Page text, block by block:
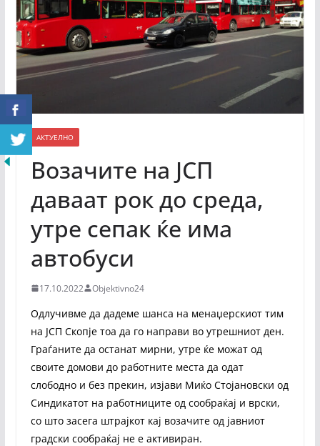
АКТУЕЛНО
Возачите на ЈСП
даваат рок до среда,
утре сепак ќе има
автобуси
17.10.2022 Objektivno24
Одлучивме да дадеме шанса на менаџерскиот тим
на ЈСП Скопје тоа да го направи во утрешниот ден.
Граѓаните да останат мирни, утре ќе можат од
своите домови до работните места да одат
слободно и без прекин, изјави Миќо Стојановски од
Синдикатот на работниците од сообраќај и врски,
со што засега штрајкот кај возачите од јавниот
градски сообраќај не е активиран.